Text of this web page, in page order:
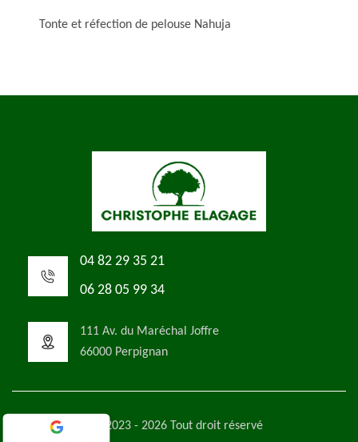
Tonte et réfection de pelouse Nahuja
04 82 29 35 21
06 28 05 99 34
111 Av. du Maréchal Joffre
66000 Perpignan
©2023 - 2026 Tout droit réservé